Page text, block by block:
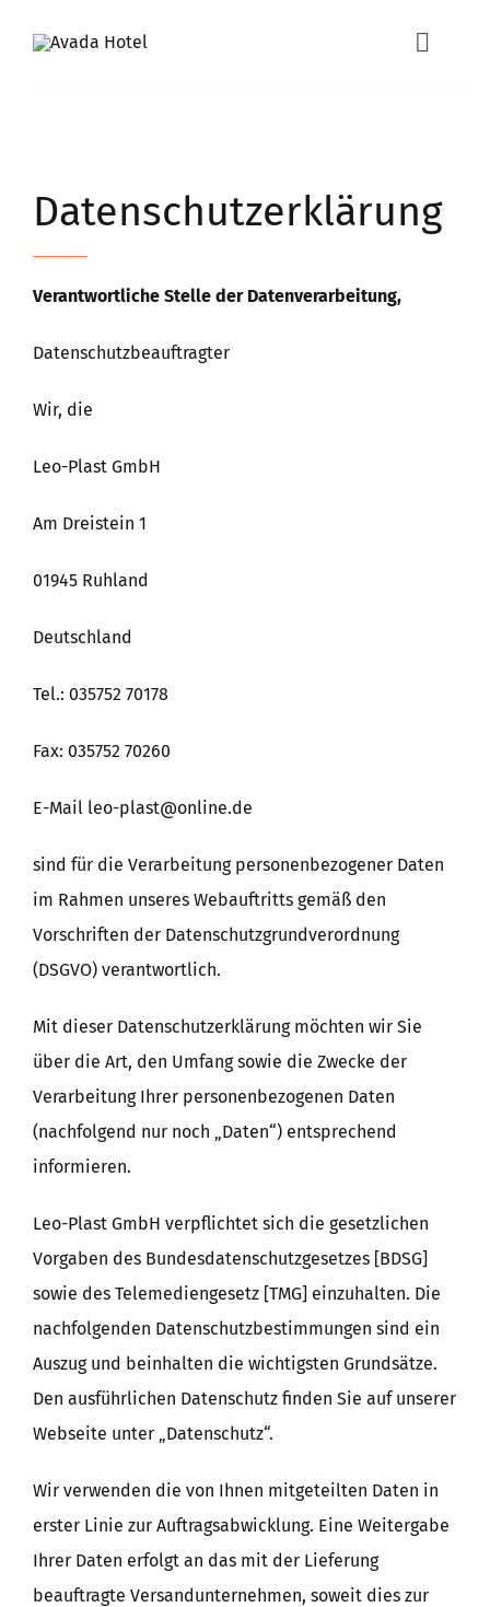
Inhalt
Toggle
Minipools
Über uns
Angebote / Zubehör
FAQs
Datenschutzerklärung
Verantwortliche Stelle der Datenverarbeitung,
Datenschutzbeauftragter
Wir, die
Leo-Plast GmbH
Am Dreistein 1
01945 Ruhland
Deutschland
Tel.: 035752 70178
Fax: 035752 70260
E-Mail leo-plast@online.de
sind für die Verarbeitung personenbezogener Daten
im Rahmen unseres Webauftritts gemäß den
Vorschriften der Datenschutzgrundverordnung
(DSGVO) verantwortlich.
Mit dieser Datenschutzerklärung möchten wir Sie
über die Art, den Umfang sowie die Zwecke der
Verarbeitung Ihrer personenbezogenen Daten
(nachfolgend nur noch „Daten“) entsprechend
informieren.
Leo-Plast GmbH verpflichtet sich die gesetzlichen
Vorgaben des Bundesdatenschutzgesetzes [BDSG]
sowie des Telemediengesetz [TMG] einzuhalten. Die
nachfolgenden Datenschutzbestimmungen sind ein
Auszug und beinhalten die wichtigsten Grundsätze.
Den ausführlichen Datenschutz finden Sie auf unserer
Webseite unter „Datenschutz“.
Wir verwenden die von Ihnen mitgeteilten Daten in
erster Linie zur Auftragsabwicklung. Eine Weitergabe
Ihrer Daten erfolgt an das mit der Lieferung
beauftragte Versandunternehmen, soweit dies zur